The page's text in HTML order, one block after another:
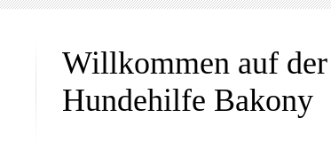
Willkommen auf
Hundehilfe Bakony